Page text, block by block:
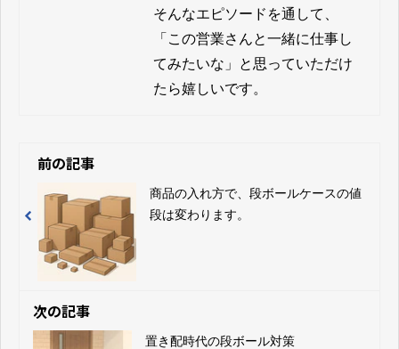
そんなエピソードを通して、
「この営業さんと一緒に仕事し
てみたいな」と思っていただけ
たら嬉しいです。
前の記事
商品の入れ方で、段ボールケースの値
段は変わります。
次の記事
置き配時代の段ボール対策